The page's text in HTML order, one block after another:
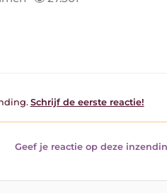
Schrijf de eerste reactie!
Geef je reactie op deze